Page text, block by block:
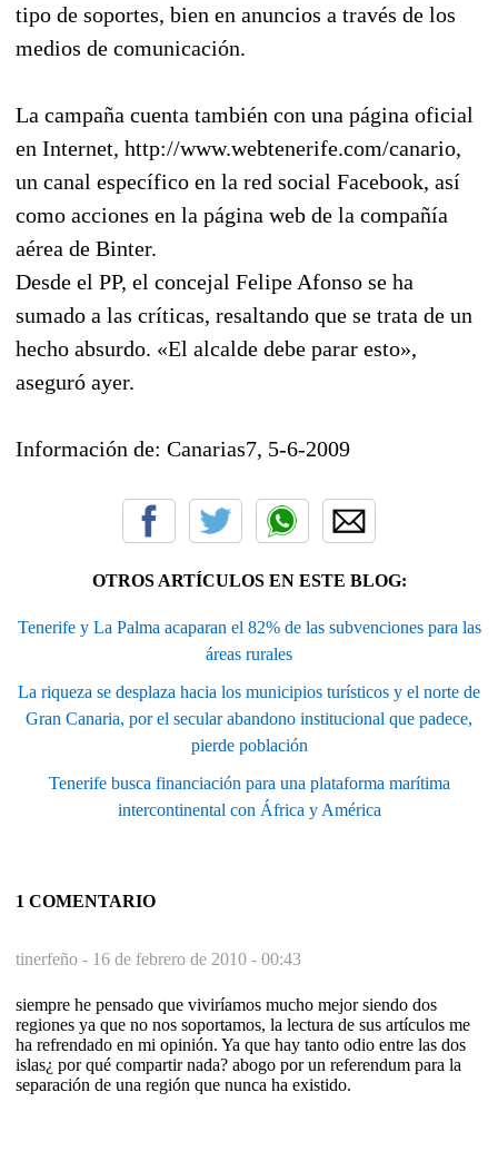
tipo de soportes, bien en anuncios a través de los
medios de comunicación.
La campaña cuenta también con una página oficial
en Internet, http://www.webtenerife.com/canario,
un canal específico en la red social Facebook, así
como acciones en la página web de la compañía
aérea de Binter.
Desde el PP, el concejal Felipe Afonso se ha
sumado a las críticas, resaltando que se trata de un
hecho absurdo. «El alcalde debe parar esto»,
aseguró ayer.
Información de: Canarias7, 5-6-2009
OTROS ARTÍCULOS EN ESTE BLOG:
Tenerife y La Palma acaparan el 82% de las subvenciones para las
áreas rurales
La riqueza se desplaza hacia los municipios turísticos y el norte de
Gran Canaria, por el secular abandono institucional que padece,
pierde población
Tenerife busca financiación para una plataforma marítima
intercontinental con África y América
1 COMENTARIO
tinerfeño - 16 de febrero de 2010 - 00:43
siempre he pensado que viviríamos mucho mejor siendo dos
regiones ya que no nos soportamos, la lectura de sus artículos me
ha refrendado en mi opinión. Ya que hay tanto odio entre las dos
islas¿ por qué compartir nada? abogo por un referendum para la
separación de una región que nunca ha existido.